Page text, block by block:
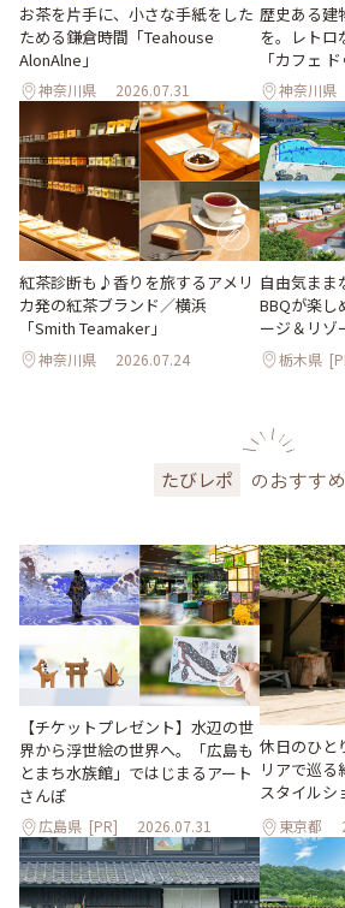
お茶を片手に、小さな手紙をした
ためる鎌倉時間「Teahouse
AlonAlne」
神奈川県 2026.07.31
歴史ある建
を。レトロ
「カフェ
神奈川県
紅茶診断も♪香りを旅するアメリ
カ発の紅茶ブランド／横浜
「Smith Teamaker」
神奈川県 2026.07.24
自由気ま
BBQが楽し
ージ＆リゾ
栃木県
たびレポ のおすす
【チケットプレゼント】水辺の世
界から浮世絵の世界へ。「広島も
とまち水族館」ではじまるアート
さんぽ
広島県 [PR] 2026.07.31
休日のひと
リアで巡る
スタイルシ
東京都